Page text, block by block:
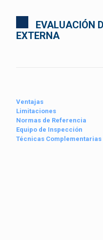
EVALUACIÓN
EXTERNA
Ventajas
Limitaciones
Normas de Referencia
Equipo de Inspección
Técnicas Complementarias